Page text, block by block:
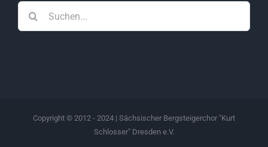
nach:
Copyright © 2012 - 2024 | Sächsischer Bergsteigerchor "Kurt
Schlosser" Dresden e.V.